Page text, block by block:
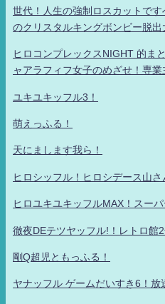
世代！人生の強制ロスカットで
のクリスタルキングボンビー脱出
ヒロコンプレックスNIGHT 的ま
ャアラフィフ女子のめざせ！専
ユキユキッフル3！
萌えっふる！
天にまします我ら！
ヒロシッフル！ヒロシデース山
ヒロユキユキッフルMAX！スーパ
徹夜DEテツヤッフル!！レトロ館2
剛Q超児ともっふる！
ヤナッフル ゲームだいすき6！放